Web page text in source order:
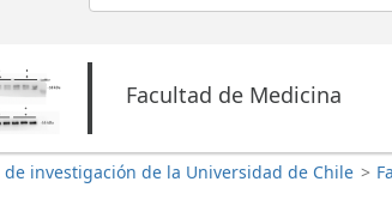
Facultad de Medicina
investigación de la Universidad de Chile >